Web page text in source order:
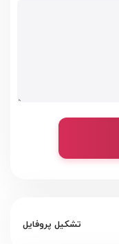
تشکیل پروفایل